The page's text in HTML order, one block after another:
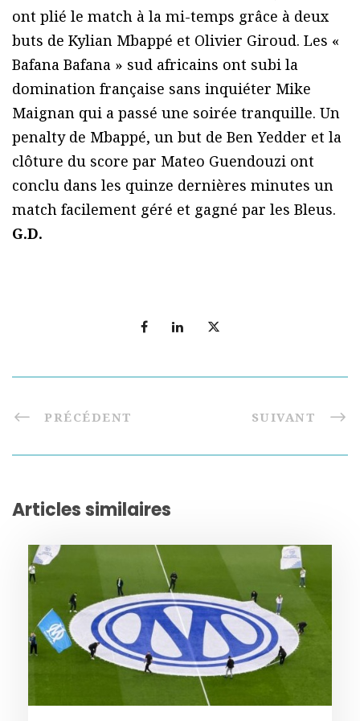
ont plié le match à la mi-temps grâce à deux
buts de Kylian Mbappé et Olivier Giroud. Les «
Bafana Bafana » sud africains ont subi la
domination française sans inquiéter Mike
Maignan qui a passé une soirée tranquille. Un
penalty de Mbappé, un but de Ben Yedder et la
clôture du score par Mateo Guendouzi ont
conclu dans les quinze dernières minutes un
match facilement géré et gagné par les Bleus.
G.D.
PRÉCÉDENT SUIVANT
Articles similaires